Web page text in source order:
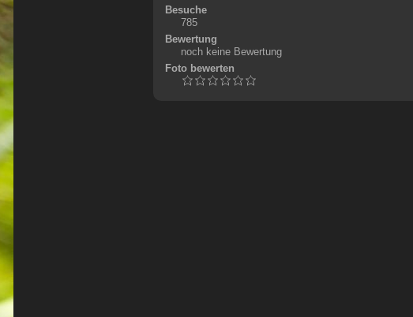
Besuche
785
Bewertung
noch keine Bewertung
Foto bewerten